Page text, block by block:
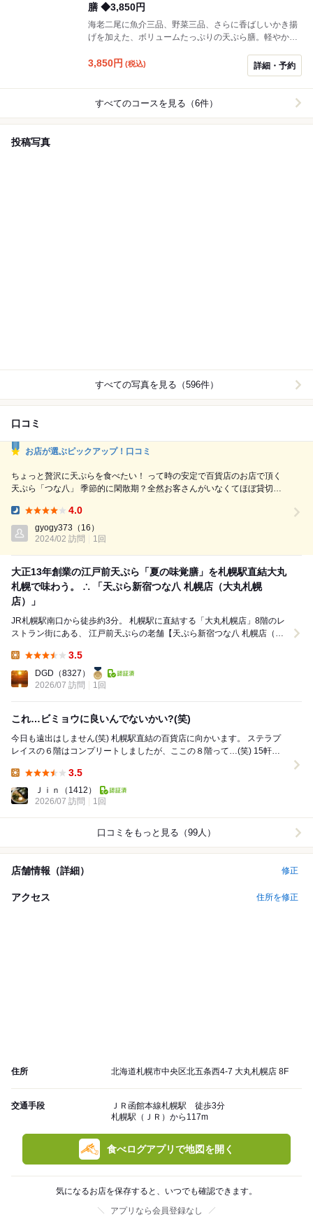
膳 ◆3,850円
海老二尾に魚介三品、野菜三品、さらに香ばしいかき揚
げを加えた、ボリュームたっぷりの天ぷら膳。軽やかに
を存分に楽しめます。食べ応えがありながらも上品な、
3,850円 (税込) 詳細・予約
すべてのコースを見る（6件）
投稿写真
すべての写真を見る（596件）
口コミ
お店が選ぶピックアップ！口コミ
ちょっと贅沢に天ぷらを食べたい！ って時の安定で百貨店のお店で頂く
天ぷら「つな八」 季節的に閑散期？全然お客さんがいなくてほぼ貸切〜
に感動します♫ また 食べにきますとも(*^^*)
4.0
gyogy373 （16）
2024/02 訪問
1回
大正13年創業の江戸前天ぷら「夏の味覚膳」を札幌駅直結大丸
札幌で味わう。 ∴ 「天ぷら新宿つな八 札幌店（大丸札幌
店）」
JR札幌駅南口から徒歩約3分。 札幌駅に直結する「大丸札幌店」8階のレ
ストラン街にある、 江戸前天ぷらの老舗【天ぷら新宿つな八 札幌店（大
3.5
DGD （8327）
2026/07 訪問
1回
これ…ビミョウに良いんでないかい?(笑)
今日も遠出はしません(笑) 札幌駅直結の百貨店に向かいます。 ステラプ
レイスの６階はコンプリートしましたが、ここの８階って…(笑) 15軒あ
3.5
Ｊｉｎ
（1412）
2026/07 訪問
1回
口コミをもっと見る（99人）
店舗情報（詳細） 修正
アクセス 住所を修正
住所 北海道札幌市中央区北五条西4-7 大丸札幌店 8F
交通手段
ＪＲ函館本線札幌駅 徒歩3分
札幌駅（ＪＲ）から117m
食べログアプリで地図を開く
気になるお店を保存すると、いつでも確認できます。
アプリなら会員登録なし